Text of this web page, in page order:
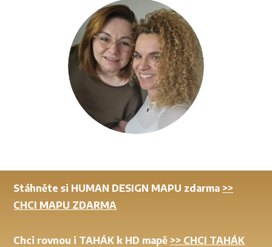
Stáhněte si HUMAN DESIGN MAPU zdarma >>
CHCI MAPU ZDARMA
Chci rovnou i TAHÁK k HD mapě >> CHCI TAHÁK